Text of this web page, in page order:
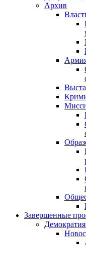
Архив
Завершенные